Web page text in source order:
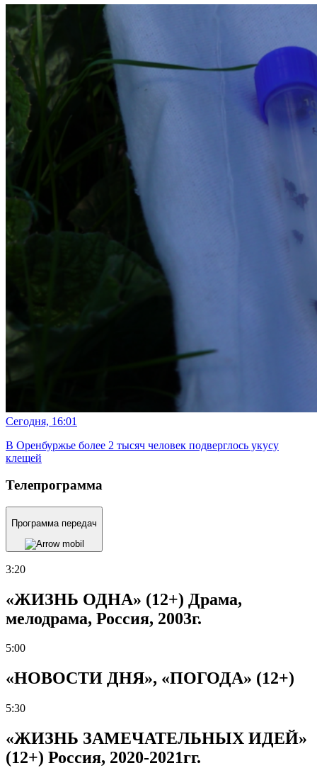
Сегодня, 16:01
В Оренбуржье более 2 тысяч человек подверглось укусу
клещей
Телепрограмма
Программа передач
3:20
«ЖИЗНЬ ОДНА» (12+) Драма,
мелодрама, Россия, 2003г.
5:00
«НОВОСТИ ДНЯ», «ПОГОДА» (12+)
5:30
«ЖИЗНЬ ЗАМЕЧАТЕЛЬНЫХ ИДЕЙ»
(12+) Россия, 2020-2021гг.